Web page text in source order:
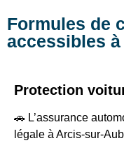
Formules de
accessibles
Protection
🚗 L’assurance
légale à Arcis-sur-